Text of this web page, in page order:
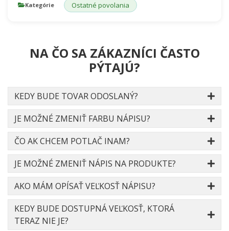
Kategórie Ostatné povolania
NA ČO SA ZÁKAZNÍCI ČASTO
PÝTAJÚ?
KEDY BUDE TOVAR ODOSLANÝ?
JE MOŽNÉ ZMENIŤ FARBU NÁPISU?
ČO AK CHCEM POTLAČ INAM?
JE MOŽNÉ ZMENIŤ NÁPIS NA PRODUKTE?
AKO MÁM OPÍSAŤ VEĽKOSŤ NÁPISU?
KEDY BUDE DOSTUPNÁ VEĽKOSŤ, KTORÁ
TERAZ NIE JE?